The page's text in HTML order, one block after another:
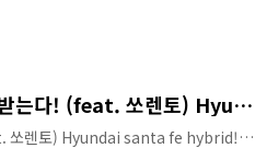
합니다. 안녕하세요? 연못구름입니
싼타페 하이브리드! 친환경차 혜택까지 받는다! (feat. 쏘렌토) Hyundai santa fe hybrid! SUV!
쏘렌토) Hyundai santa fe hybrid!